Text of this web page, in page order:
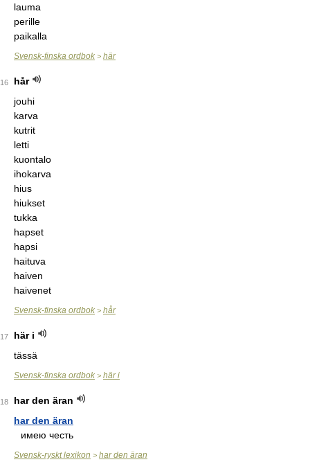
lauma
perille
paikalla
Svensk-finska ordbok > här
16
hår
jouhi
karva
kutrit
letti
kuontalo
ihokarva
hius
hiukset
tukka
hapset
hapsi
haituva
haiven
haivenet
Svensk-finska ordbok > hår
17
här i
tässä
Svensk-finska ordbok > här i
18
har den äran
har den äran
имею честь
Svensk-ryskt lexikon > har den äran